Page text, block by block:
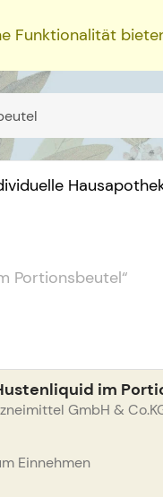
Funktionalität
Portionsbeutel“
im
GmbH &
Einnehmen